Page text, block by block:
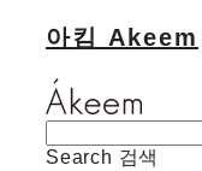
아킴 Akeem
Search 검색